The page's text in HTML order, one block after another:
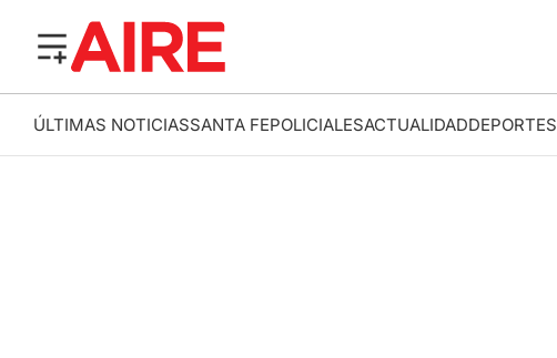
ÚLTIMAS NOTICIASSANTA FEPOLICIALESACTUALIDADDEPORTES